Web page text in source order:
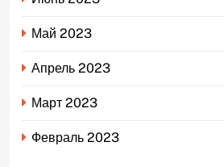
Май 2023
Апрель 2023
Март 2023
Февраль 2023